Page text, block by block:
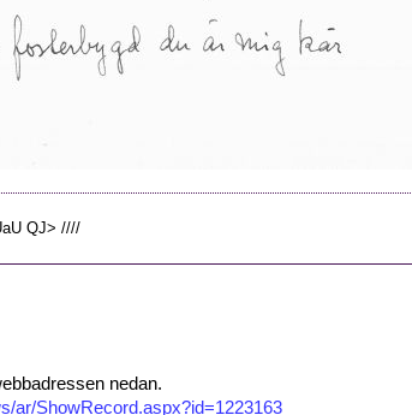
QJ> ////
nedan.
ar/ShowRecord.aspx?id=1223163